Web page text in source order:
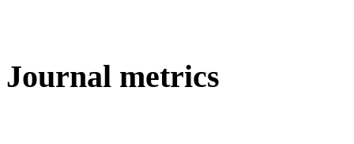
Journal metrics